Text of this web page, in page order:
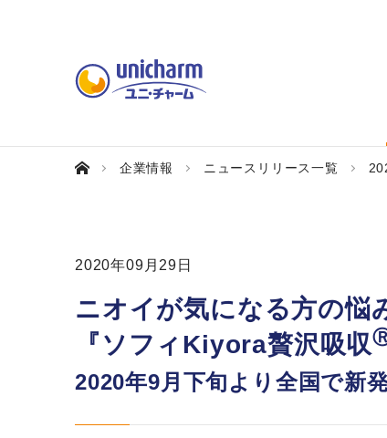
企業情報 ニュースリリース一覧
2020年09月29日
ニオイが気になる方の悩
『ソフィKiyora贅沢吸収
2020年9月下旬より全国で新